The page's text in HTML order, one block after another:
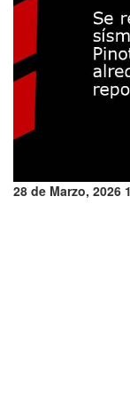
28 de Marzo, 2026